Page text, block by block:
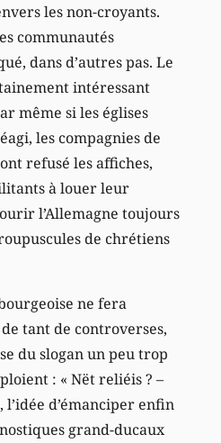
les non-croyants.
communautés
dans d’autres pas. Le
intéressant
même si les églises
les compagnies de
refusé les affiches,
à louer leur
l’Allemagne toujours
de chrétiens
ne fera
tant de controverses,
du slogan un peu trop
: « Nët reliéis ? –
l’idée d’émanciper enfin
grand-ducaux